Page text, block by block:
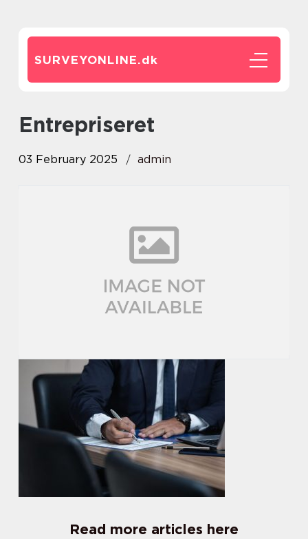
SURVEYONLINE.dk
entrepriseret
03 February 2025 admin
Read more articles here